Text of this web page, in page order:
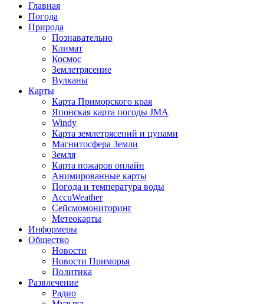
Главная
Погода
Природа
Познавательно
Климат
Космос
Землетрясение
Вулканы
Карты
Карта Приморского края
Японская карта погоды JMA
Windy
Карта землетрясений и цунами
Магнитосфера Земли
Земля
Карта пожаров онлайн
Анимированные карты
Погода и температура воды
AccuWeather
Сейсмомониторинг
Метеокарты
Информеры
Общество
Новости
Новости Приморья
Политика
Развлечение
Радио